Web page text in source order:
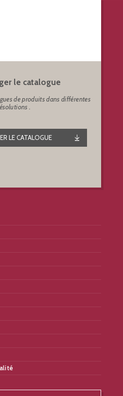
le catalogue
de produits dans différentes
.
LE CATALOGUE